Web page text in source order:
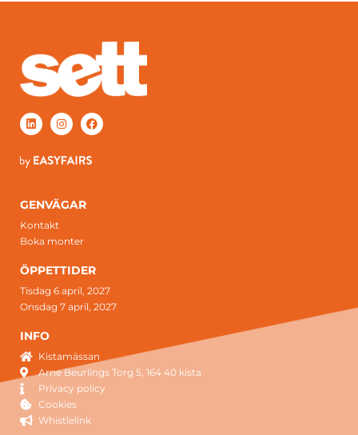
GENVÄGAR
Kontakt
Boka monter
ÖPPETTIDER
Tisdag 6 april, 2027
Onsdag 7 april, 2027
INFO
Kistamässan
Arne Beurlings Torg 5, 164 40 kista
Privacy policy
Cookies
Whistlelink